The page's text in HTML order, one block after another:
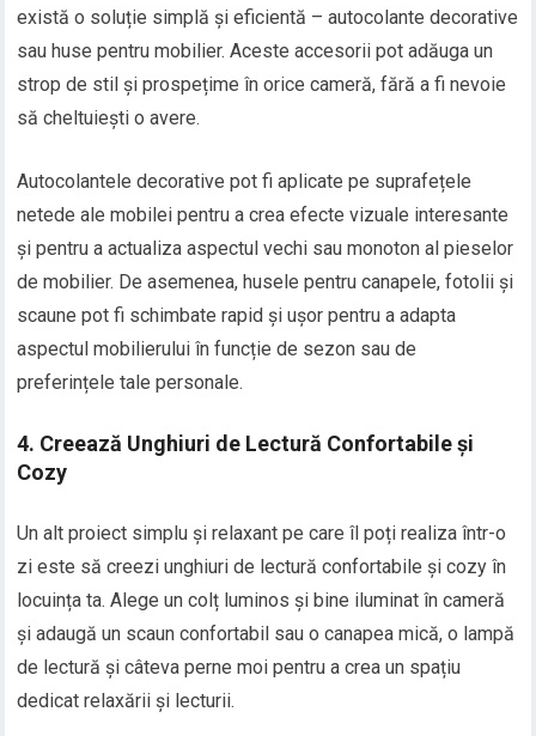
există o soluție simplă și eficientă – autocolante decorative
sau huse pentru mobilier. Aceste accesorii pot adăuga un
strop de stil și prospețime în orice cameră, fără a fi nevoie
să cheltuiești o avere.
Autocolantele decorative pot fi aplicate pe suprafețele
netede ale mobilei pentru a crea efecte vizuale interesante
și pentru a actualiza aspectul vechi sau monoton al pieselor
de mobilier. De asemenea, husele pentru canapele, fotolii și
scaune pot fi schimbate rapid și ușor pentru a adapta
aspectul mobilierului în funcție de sezon sau de
preferințele tale personale.
4. Creează Unghiuri de Lectură Confortabile și
Cozy
Un alt proiect simplu și relaxant pe care îl poți realiza într-o
zi este să creezi unghiuri de lectură confortabile și cozy în
locuința ta. Alege un colț luminos și bine iluminat în cameră
și adaugă un scaun confortabil sau o canapea mică, o lampă
de lectură și câteva perne moi pentru a crea un spațiu
dedicat relaxării și lecturii.